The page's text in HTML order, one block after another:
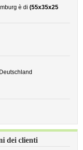
è di(55x35x25
dei clienti